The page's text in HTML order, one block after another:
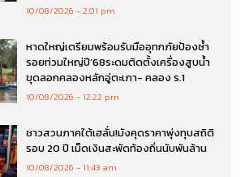
10/08/2026 2:01 pm
หาดใหญ่เตรียมพร้อมรับมืออุทกภัยป้องซ้ำ
รอยท่วมใหญ่ปี’68ระดมติดตั้งเครื่องสูบน้ำ
ขุดลอกคลองหลักอู่ตะเภา- คลอง ร.1
10/08/2026 12:22 pm
ชาวสวนภาคใต้เฮลั่น!มังคุดราคาพุ่งทุบสถิติ
รอบ 20 ปี เม็ดเงินสะพัดท้องถิ่นนับพันล้าน
10/08/2026 11:43 am